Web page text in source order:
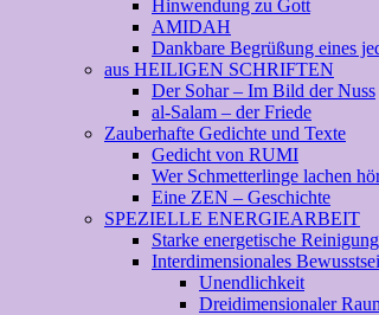
Hinwendung zu Gott
AMIDAH
Dankbare Begrüßung eines
aus HEILIGEN SCHRIFTEN
Der Sohar – Im Bild der Nuss
al-Salam – der Friede
Zauberhafte Gedichte und Texte
Gedicht von RUMI
Wer Schmetterlinge lachen
Eine ZEN – Geschichte
SPEZIELLE ENERGIEARBEIT
Starke energetische
Interdimensionales
Unendlichkeit
Dreidimensionaler